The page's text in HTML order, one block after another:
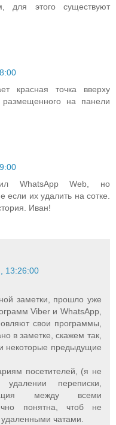
для этого существуют
красная точка вверху
на панели
WhatsApp Web, но
их удалить на сотке.
Иван!
13:26:00
заметки, прошло уже
Viber и WhatsApp,
свои программы,
в заметке, скажем так,
некоторые предыдущие
посетителей, (я не
переписки,
между всеми
понятна, чтоб не
чатами.